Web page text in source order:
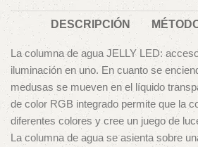
DESCRIPCIÓN
La columna de agua JELLY LED:
iluminación en uno. En cuanto se
medusas se mueven en el líquido
de color RGB integrado permite que la
diferentes colores y cree un juego de
La columna de agua se asienta sobre